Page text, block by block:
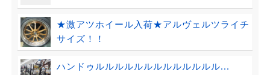
★激アツホイール入荷★アルヴェルツライチ
サイズ！！
ハンドゥルルルルルルルルルルルルル...